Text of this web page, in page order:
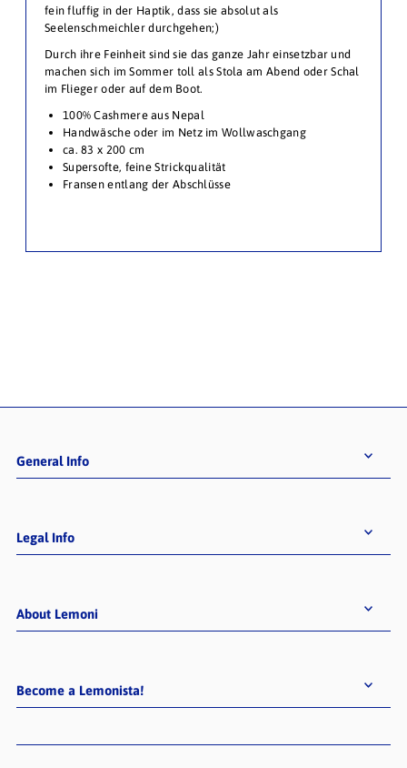
fein fluffig in der Haptik, dass sie absolut als
Seelenschmeichler durchgehen;)
Durch ihre Feinheit sind sie das ganze Jahr einsetzbar und
machen sich im Sommer toll als Stola am Abend oder Schal
im Flieger oder auf dem Boot.
100% Cashmere aus Nepal
Handwäsche oder im Netz im Wollwaschgang
ca. 83 x 200 cm
Supersofte, feine Strickqualität
Fransen entlang der Abschlüsse
General Info
Legal Info
About Lemoni
Become a Lemonista!